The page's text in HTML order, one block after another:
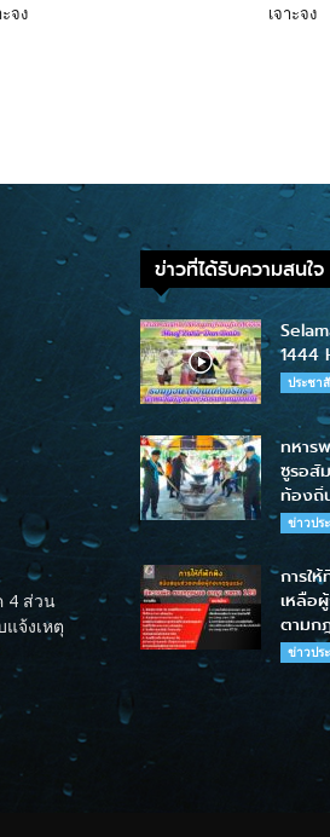
ะจง
เจาะจง
4 ส่วน
จ้งเหตุ
ข่าวที่ได้รับความสนใจ
1444
ประชา
ทหาร
ซูรอสั
ท้องถิ่
ข่าวปร
การใ
เหลือ
ตามก
ข่าวปร